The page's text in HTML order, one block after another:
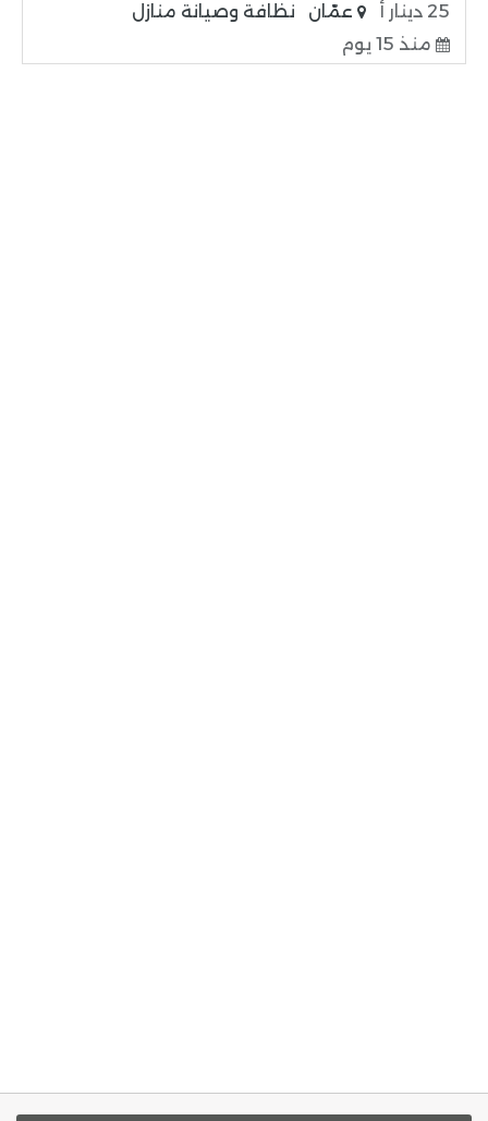
25 دينار أ عمّان
نظافة وصيانة منازل
منذ 15 يوم